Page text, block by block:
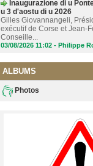
Inaugurazione di u
u 3 d'aostu di u 2026
Gilles Giovannangeli,
exécutif de Corse et Jean-
Conseille...
03/08/2026 11:02 - Philippe
ALBUMS
Photos